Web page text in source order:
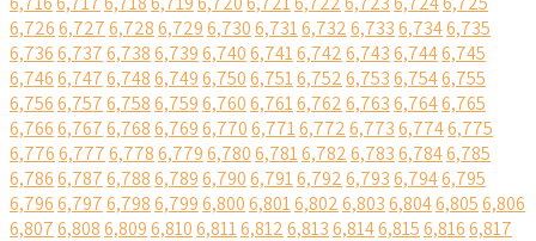
6,7266,7276,7286,7296,7306,7316,7326,7336,7346,735
6,7366,7376,7386,7396,7406,7416,7426,7436,7446,745
6,7466,7476,7486,7496,7506,7516,7526,7536,7546,755
6,7566,7576,7586,7596,7606,7616,7626,7636,7646,765
6,7666,7676,7686,7696,7706,7716,7726,7736,7746,775
6,7766,7776,7786,7796,7806,7816,7826,7836,7846,785
6,7866,7876,7886,7896,7906,7916,7926,7936,7946,795
6,7966,7976,7986,7996,8006,8016,8026,8036,8046,8056,806
6,8076,8086,8096,8106,8116,8126,8136,8146,8156,8166,817